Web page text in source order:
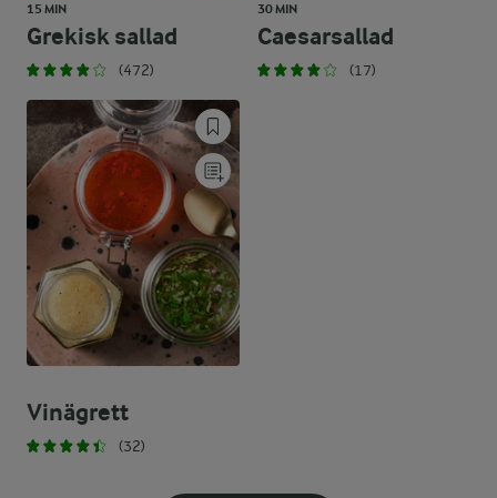
15 MIN
Grekisk sallad
(472)
30 MIN
Caesarsallad
(17)
Vinägrett
(32)